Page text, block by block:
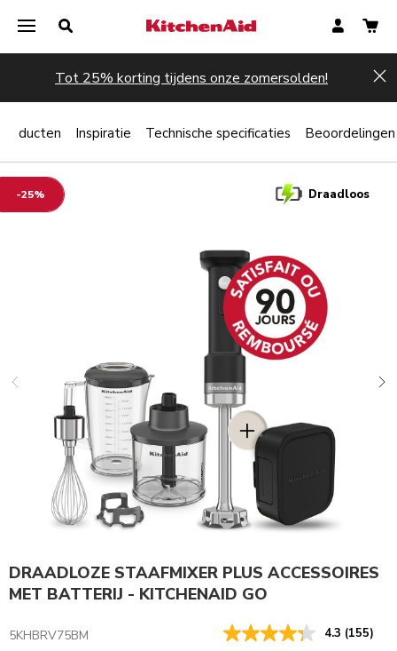
Tot 25% korting tijdens onze zomersolden!
-25% Draadloos
DRAADLOZE STAAFMIXER PLUS ACCESSOIRES
MET BATTERIJ - KITCHENAID GO
5KHBRV75BM 4.3 (155)
Inspiratie Technische specificaties Beoordelingen